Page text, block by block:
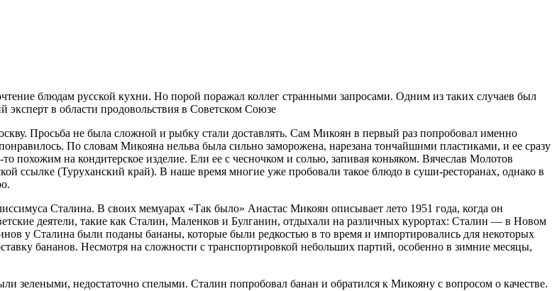
блюдам русской кухни. Но порой поражал коллег странными запросами. Одним из таких случаев был
в области продовольствия в Советском Союзе
Просьба не была сложной и рыбку стали доставлять. Сам Микоян в первый раз попробовал именно
По словам Микояна нельва была сильно заморожена, нарезана тончайшими пластиками, и ее сразу
похожим на кондитерское изделие. Ели ее с чесночком и солью, запивая коньяком. Вячеслав Молотов
ссылке (Туруханский край). В наше время многие уже пробовали такое блюдо в суши-ресторанах, однако в
Сталина. В своих мемуарах «Так было» Анастас Микоян описывает лето 1951 года, когда он
деятели, такие как Сталин, Маленков и Булганин, отдыхали на различных курортах: Сталин — в Новом
у Сталина были поданы бананы, которые были редкостью в то время и импортировались для некоторых
бананов. Несмотря на сложности с транспортировкой небольших партий, особенно в зимние месяцы,
недостаточно спелыми. Сталин попробовал банан и обратился к Микояну с вопросом о качестве.